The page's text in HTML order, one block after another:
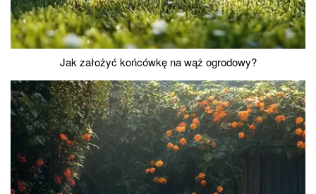
Jak założyć końcówkę na wąż ogrodowy?